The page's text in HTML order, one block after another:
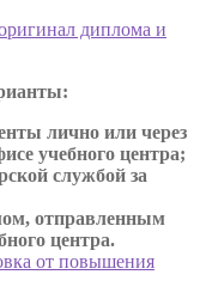
диплома и
лично или через
учебного центра;
службой за
отправленным
центра.
от повышения